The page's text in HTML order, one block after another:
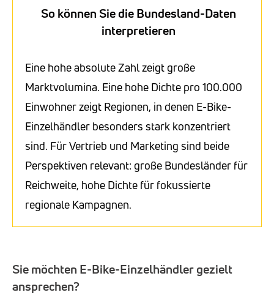
So können Sie die Bundesland-Daten
interpretieren
Eine hohe absolute Zahl zeigt große
Marktvolumina. Eine hohe Dichte pro 100.000
Einwohner zeigt Regionen, in denen E-Bike-
Einzelhändler besonders stark konzentriert
sind. Für Vertrieb und Marketing sind beide
Perspektiven relevant: große Bundesländer für
Reichweite, hohe Dichte für fokussierte
regionale Kampagnen.
Sie möchten E-Bike-Einzelhändler gezielt
ansprechen?